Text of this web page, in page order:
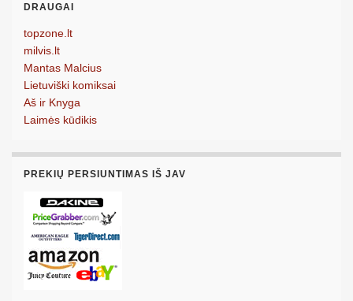
DRAUGAI
topzone.lt
milvis.lt
Mantas Malcius
Lietuviški komiksai
Aš ir Knyga
Laimės kūdikis
PREKIŲ PERSIUNTIMAS IŠ JAV